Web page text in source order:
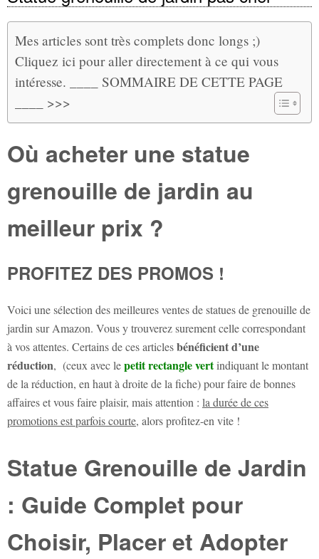
Mes articles sont très complets donc longs ;)
Cliquez ici pour aller directement à ce qui vous
intéresse. ____ SOMMAIRE DE CETTE PAGE
____ >>>
Où acheter une statue
grenouille de jardin au
meilleur prix ?
PROFITEZ DES PROMOS !
Voici une sélection des meilleures ventes de statues de grenouille de
jardin sur Amazon. Vous y trouverez surement celle correspondant
à vos attentes. Certains de ces articlesbénéficient d’une
réduction, (ceux avec lepetit rectangle vertindiquant le montant
de la réduction, en haut à droite de la fiche) pour faire de bonnes
affaires et vous faire plaisir, mais attention : la durée de ces
promotions est parfois courte, alors profitez-en vite !
Statue Grenouille de Jardin
: Guide Complet pour
Choisir, Placer et Adopter